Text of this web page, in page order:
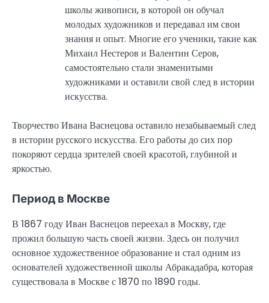
школы живописи, в которой он обучал
молодых художников и передавал им свои
знания и опыт. Многие его ученики, такие как
Михаил Нестеров и Валентин Серов,
самостоятельно стали знаменитыми
художниками и оставили свой след в истории
искусства.
Творчество Ивана Васнецова оставило незабываемый след
в истории русского искусства. Его работы до сих пор
покоряют сердца зрителей своей красотой, глубиной и
яркостью.
Период в Москве
В 1867 году Иван Васнецов переехал в Москву, где
прожил большую часть своей жизни. Здесь он получил
основное художественное образование и стал одним из
основателей художественной школы Абракадабра, которая
существовала в Москве с 1870 по 1890 годы.